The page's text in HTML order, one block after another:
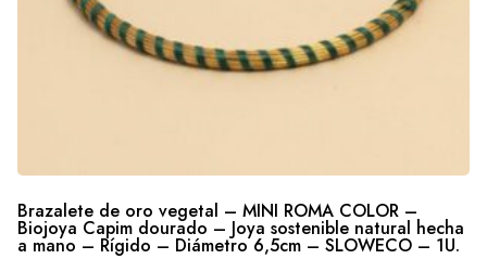
Brazalete de oro vegetal – MINI ROMA COLOR –
Biojoya Capim dourado – Joya sostenible natural hecha
a mano – Rígido – Diámetro 6,5cm – SLOWECO – 1U.